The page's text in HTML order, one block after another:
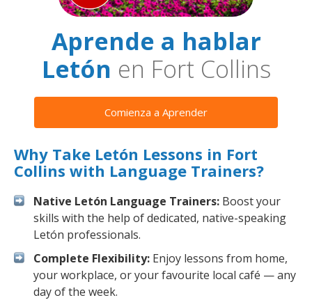
Aprende a hablar
Letón en Fort Collins
Comienza a Aprender
Why Take Letón Lessons in Fort
Collins with Language Trainers?
Native Letón Language Trainers: Boost your
skills with the help of dedicated, native-speaking
Letón professionals.
Complete Flexibility: Enjoy lessons from home,
your workplace, or your favourite local café — any
day of the week.